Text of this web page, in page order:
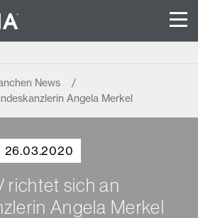
News
Angela Merkel
26.03.2020
richtet sich an
Angela Merkel